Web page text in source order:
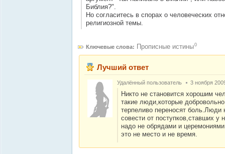
Библия?".
Но согласитесь в спорах о человеческих
религиозной темы.
Ключевые слова: Прописные истины0
Лучший ответ
Удалённый пользователь 3 ноября
Никто не становится хорошим
такие люди,которые
терпеливо переносят боль.Люди
совести от поступков,ставших
надо не обрядами и
это не место и не время.